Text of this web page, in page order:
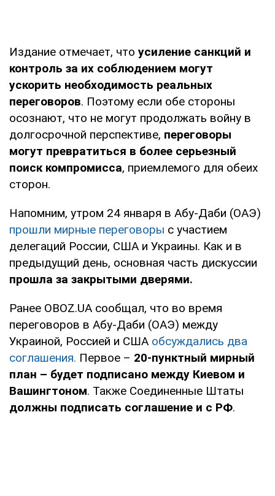
Издание отмечает, что усиление санкций и
контроль за их соблюдением могут
ускорить необходимость реальных
переговоров. Поэтому если обе стороны
осознают, что не могут продолжать войну в
долгосрочной перспективе, переговоры
могут превратиться в более серьезный
поиск компромисса, приемлемого для обеих
сторон.
Напомним, утром 24 января в Абу-Даби (ОАЭ)
прошли мирные переговоры с участием
делегаций России, США и Украины. Как и в
предыдущий день, основная часть дискуссии
прошла за закрытыми дверями.
Ранее OBOZ.UA сообщал, что во время
переговоров в Абу-Даби (ОАЭ) между
Украиной, Россией и США обсуждались два
соглашения. Первое – 20-пунктный мирный
план – будет подписано между Киевом и
Вашингтоном. Также Соединенные Штаты
должны подписать соглашение и с РФ.